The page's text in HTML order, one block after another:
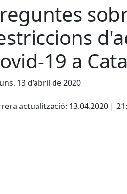
19 a
13 d’abril de 2020
actualització: 13.04.2020 |